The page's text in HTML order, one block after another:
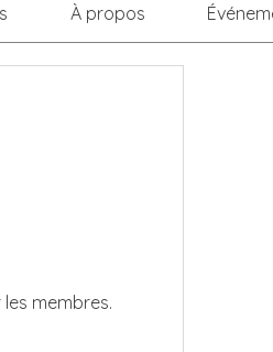
À propos
membres.